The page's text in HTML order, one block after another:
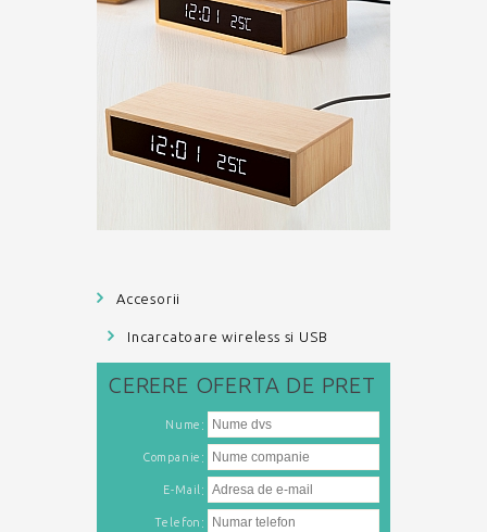
Accesorii
Incarcatoare wireless si USB
CERERE OFERTA DE PRET
Nume :
Companie :
E-Mail :
Telefon :